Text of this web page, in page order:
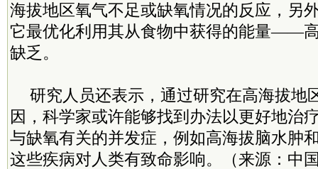
海拔地区氧气不足或缺氧情况的反应，另
它最优化利用其从食物中获得的能量——
缺乏。
研究人员还表示，通过研究在高海拔地
因，科学家或许能够找到办法以更好地治
与缺氧有关的并发症，例如高海拔脑水肿
这些疾病对人类有致命影响。（来源：中